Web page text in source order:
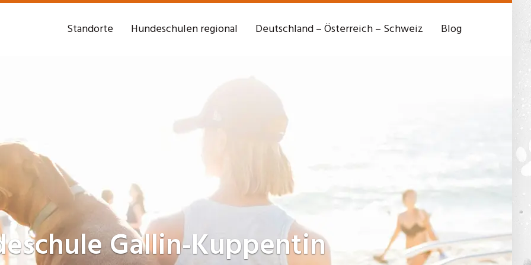
Standorte Hundeschulen regional Deutschland – Österreich – Schweiz Blog
Gallin-Kuppentin